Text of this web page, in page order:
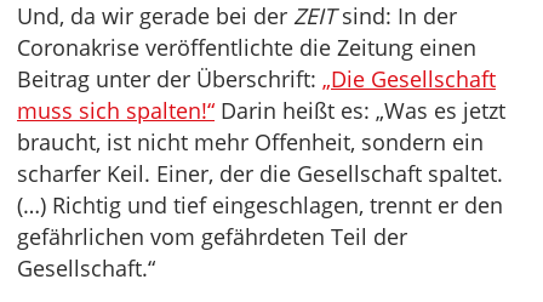
Und, da wir gerade bei der ZEITsind: In der
Coronakrise veröffentlichte die Zeitung einen
Beitrag unter der Überschrift: „Die Gesellschaft
muss sich spalten!“ Darin heißt es: „Was es jetzt
braucht, ist nicht mehr Offenheit, sondern ein
scharfer Keil. Einer, der die Gesellschaft spaltet.
(…) Richtig und tief eingeschlagen, trennt er den
gefährlichen vom gefährdeten Teil der
Gesellschaft.“